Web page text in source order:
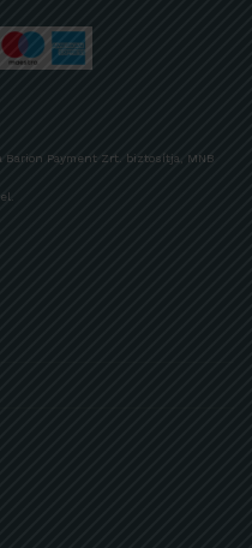
Payment Zrt. biztosítja, MNB